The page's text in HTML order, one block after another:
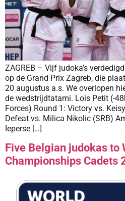
ZAGREB – Vijf judoka’s
op de Grand Prix Zagreb, die
20 augustus a.s. We overlopen
de wedstrijdtatami. Lois Petit (-
Forces) Round 1: Victory vs.
Defeat vs. Milica Nikolic (SRB)
Ieperse […]
Five Belgian judokas to
Championships Cadets